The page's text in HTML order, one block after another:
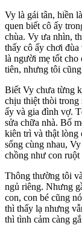
Vy là gái tân, hiền
quen biết cô ấy
chùa. Vy ưa nhìn,
thấy cô ấy chơi
là người mẹ tốt cho
tiên, nhưng tôi
Biết Vy chưa từng
chịu thiệt thòi trong
ấy và gia đình vợ.
sửa chữa nhà. Bố
kiên trì và thật lòng
sống cùng nhau,
chồng như con ruột
Thông thường tôi
ngủ riêng. Nhưng
con, con bé cũng
thì thấy lạ nhưng
thì tình cảm càng